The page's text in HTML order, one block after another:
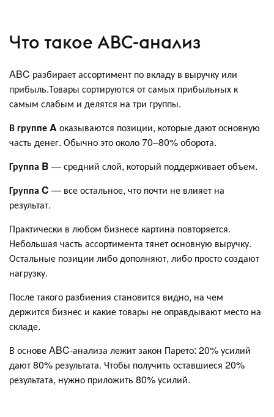
Что такое ABC-анализ
ABC разбирает ассортимент по вкладу в выручку или
прибыль.Товары сортируются от самых прибыльных к
самым слабым и делятся на три группы.
В группе A оказываются позиции, которые дают основную
часть денег. Обычно это около 70–80% оборота.
Группа B — средний слой, который поддерживает объем.
Группа C — все остальное, что почти не влияет на
результат.
Практически в любом бизнесе картина повторяется.
Небольшая часть ассортимента тянет основную выручку.
Остальные позиции либо дополняют, либо просто создают
нагрузку.
После такого разбиения становится видно, на чем
держится бизнес и какие товары не оправдывают место на
складе.
В основе ABC‑анализа лежит закон Парето: 20% усилий
дают 80% результата. Чтобы получить оставшиеся 20%
результата, нужно приложить 80% усилий.